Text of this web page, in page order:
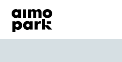
Hitta parkering
Samarbete
Kundservice